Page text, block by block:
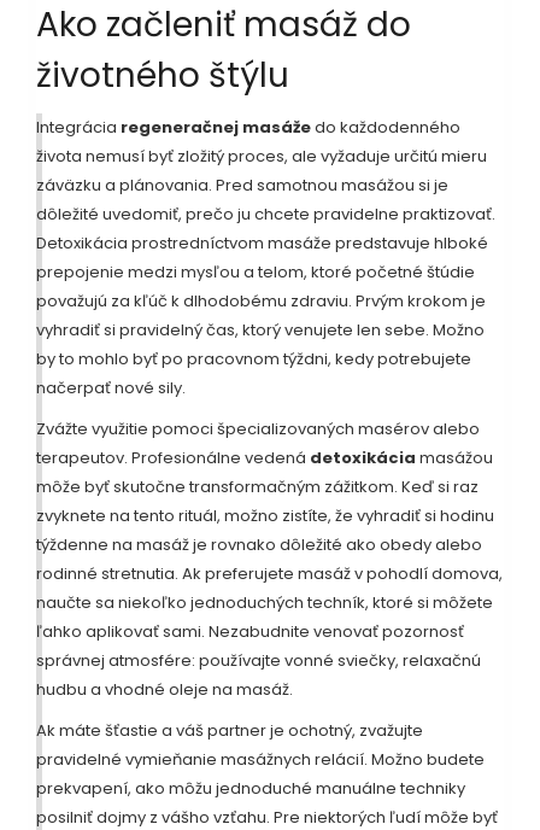
Ako začleniť masáž do
životného štýlu
Integrácia regeneračnej masážedo každodenného
života nemusí byť zložitý proces, ale vyžaduje určitú mieru
záväzku a plánovania. Pred samotnou masážou si je
dôležité uvedomiť, prečo ju chcete pravidelne praktizovať.
Detoxikácia prostredníctvom masáže predstavuje hlboké
prepojenie medzi mysľou a telom, ktoré početné štúdie
považujú za kľúč k dlhodobému zdraviu. Prvým krokom je
vyhradiť si pravidelný čas, ktorý venujete len sebe. Možno
by to mohlo byť po pracovnom týždni, kedy potrebujete
načerpať nové sily.
Zvážte využitie pomoci špecializovaných masérov alebo
terapeutov. Profesionálne vedená detoxikácia masážou
môže byť skutočne transformačným zážitkom. Keď si raz
zvyknete na tento rituál, možno zistíte, že vyhradiť si hodinu
týždenne na masáž je rovnako dôležité ako obedy alebo
rodinné stretnutia. Ak preferujete masáž v pohodlí domova,
naučte sa niekoľko jednoduchých techník, ktoré si môžete
ľahko aplikovať sami. Nezabudnite venovať pozornosť
správnej atmosfére: používajte vonné sviečky, relaxačnú
hudbu a vhodné oleje na masáž.
Ak máte šťastie a váš partner je ochotný, zvažujte
pravidelné vymieňanie masážnych relácií. Možno budete
prekvapení, ako môžu jednoduché manuálne techniky
posilniť dojmy z vášho vzťahu. Pre niektorých ľudí môže byť